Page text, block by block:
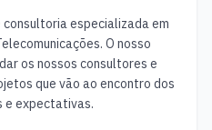
especializada em
O nosso
os nossos consultores e
que vão ao encontro dos
e expectativas.